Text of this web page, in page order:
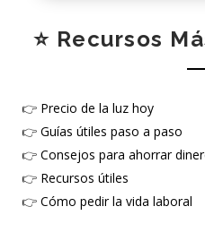
⭐ Recursos
👉 Precio de la luz hoy
👉 Guías útiles paso a paso
👉 Consejos para ahorrar
👉 Recursos útiles
👉 Cómo pedir la vida laboral